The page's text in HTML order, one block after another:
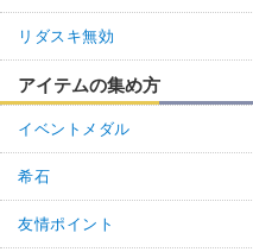
リダスキ無効
アイテムの集め方
イベントメダル
希石
友情ポイント